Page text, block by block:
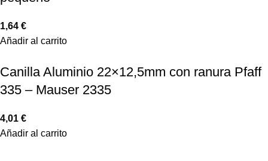
1,64 €
Añadir al carrito
Canilla Aluminio 22×12,5mm con ranura Pfaff
335 – Mauser 2335
4,01 €
Añadir al carrito